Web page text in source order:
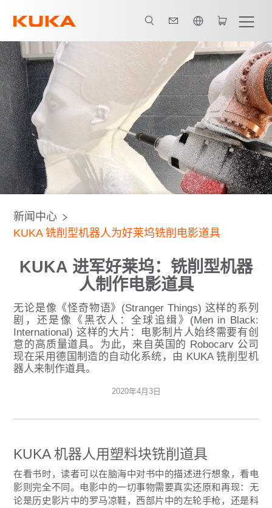
影道具 图片文本_极高的精度 文本-狮子 YouTube 视频
新闻中心
KUKA 铣削型机器人为好莱坞铣削电影道具
KUKA 进军好莱坞：铣削型机器
人制作电影道具
无论是像《怪奇物语》(Stranger Things) 这样的系列
剧，还是像《黑衣人：全球追缉》(Men in Black:
International) 这样的大片：电影制片人始终需要有创
意的高质量道具。为此，来自英国的 Robocarv 公司
现在采用德国制造的自动化系统，由 KUKA 铣削型机
器人来制作道具。
2020年4月3日
KUKA 机器人用塑料块铣削道具
在看书时，读者可以在脑海中对书中的描述进行想象，看电
影则完全不同。电影中的一切事物需要真实还原和再现：无
论是历史影片中的罗马凉鞋，西部片中的左轮手枪，还是科